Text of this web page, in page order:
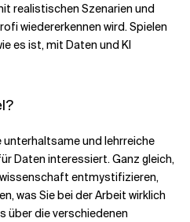
realistischen Szenarien und
wiedererkennen wird. Spielen
es ist, mit Daten und KI
unterhaltsame und lehrreiche
Daten interessiert. Ganz gleich,
entmystifizieren,
was Sie bei der Arbeit wirklich
über die verschiedenen